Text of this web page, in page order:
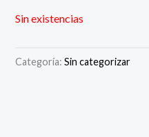
Sin existencias
Categoría:Sin categorizar